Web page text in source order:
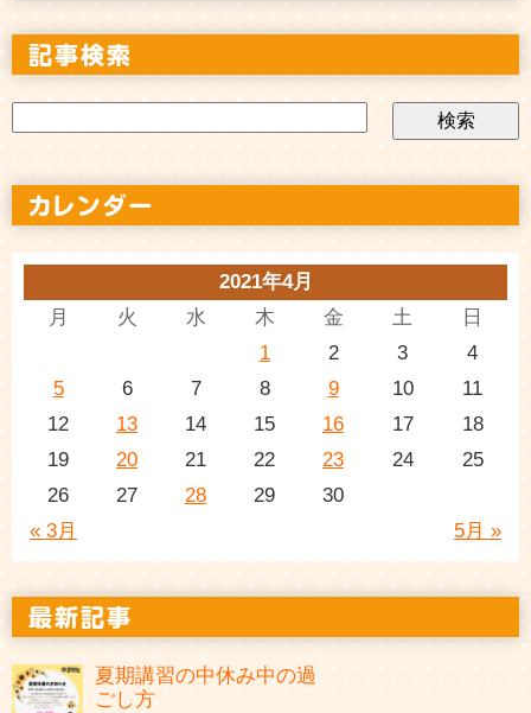
2021年4月
月
火 水 木 金 土 日
« 3月 5月 »
1 2 3
4
5
6 7 8 9 10
11
12
13 14 15 16 17
18
19
20 21 22 23 24
25
26
27 28 29 30
夏期講習の中休み中の過
ごし方